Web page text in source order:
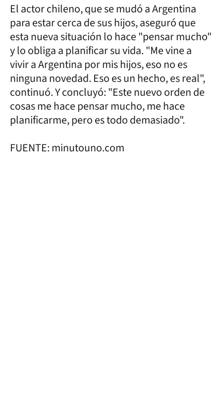
El actor chileno, que se mudó a Argentina
para estar cerca de sus hijos, aseguró que
esta nueva situación lo hace "pensar mucho"
y lo obliga a planificar su vida. "Me vine a
vivir a Argentina por mis hijos, eso no es
ninguna novedad. Eso es un hecho, es real",
continuó. Y concluyó: "Este nuevo orden de
cosas me hace pensar mucho, me hace
planificarme, pero es todo demasiado".
FUENTE: minutouno.com